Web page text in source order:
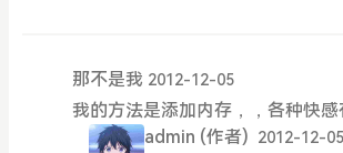
那不是我 2012-12-05
我的方法是添加内存，，各种快感
admin (作者) 2012-12-05